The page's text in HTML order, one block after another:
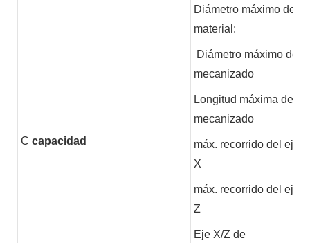
C capacidad
Diámetro máximo del
material:
Diámetro máximo de
mecanizado
Longitud máxima de
mecanizado
máx. recorrido del eje
X
máx. recorrido del eje
Z
Eje X/Z de